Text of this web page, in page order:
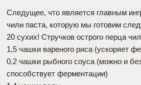
Следущее, что является главным
чили паста, которую мы готовим
20 сухих! Стручков острого перца
1,5 чашки вареного риса (ускоряет
0,2 чашки рыбного соуса (можно и
способствует ферментации)